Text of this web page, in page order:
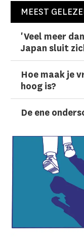
MEEST
'Veel meer
Japan sluit
Hoe maak je
hoog is?
De ene